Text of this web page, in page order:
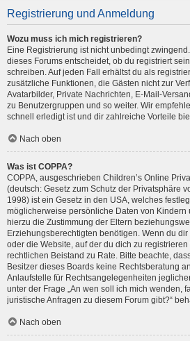
Registrierung und Anmeldung
Wozu muss ich mich registrieren?
Eine Registrierung ist nicht unbedingt
dieses Forums entscheidet, ob du registriert
schreiben. Auf jeden Fall erhältst du als
zusätzliche Funktionen, die Gästen nicht zur
Avatarbilder, Private Nachrichten, E-Mail-
zu Benutzergruppen und so weiter. Wir
schnell erledigt ist und dir zahlreiche Vorteile
Nach oben
Was ist COPPA?
COPPA, ausgeschrieben Children’s Online
(deutsch: Gesetz zum Schutz der Privatsphäre
1998) ist ein Gesetz in den USA, welches
möglicherweise persönliche Daten von Kindern
hierzu die Zustimmung der Eltern
Erziehungsberechtigten benötigen. Wenn du
oder die Website, auf der du dich zu
rechtlichen Beistand zu Rate. Bitte beachte,
Besitzer dieses Boards keine Rechtsberatung
Anlaufstelle für Rechtsangelegenheiten
unter der Frage „An wen soll ich mich wenden,
juristische Anfragen zu diesem Forum gibt?“
Nach oben